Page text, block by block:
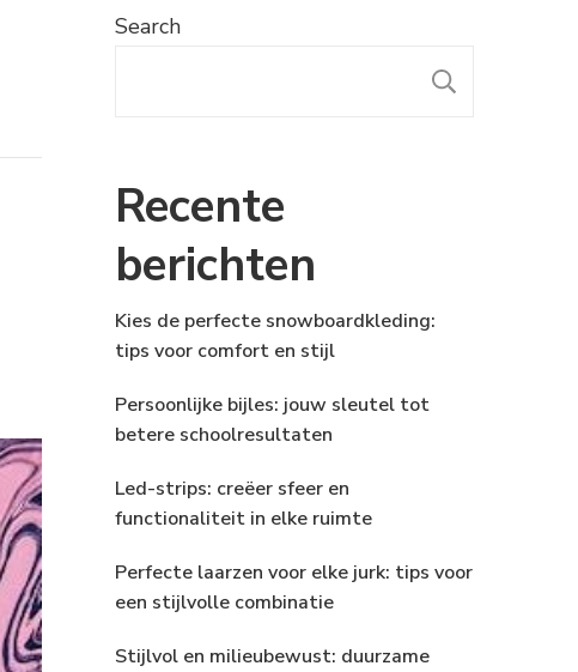
Search
Recente
berichten
Kies de perfecte snowboardkleding:
tips voor comfort en stijl
Persoonlijke bijles: jouw sleutel tot
betere schoolresultaten
Led-strips: creëer sfeer en
functionaliteit in elke ruimte
Perfecte laarzen voor elke jurk: tips voor
een stijlvolle combinatie
Stijlvol en milieubewust: duurzame